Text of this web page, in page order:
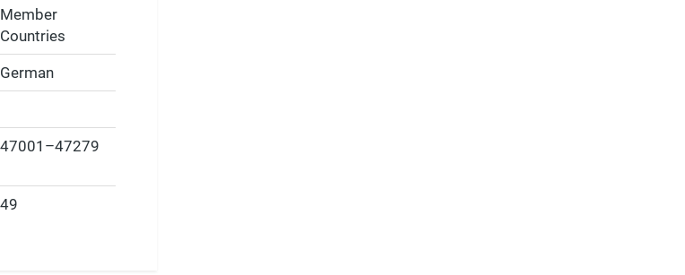
Member
Countries
German
47001–47279
49